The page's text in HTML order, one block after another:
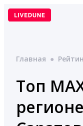
Перейти
Главная ●
Топ